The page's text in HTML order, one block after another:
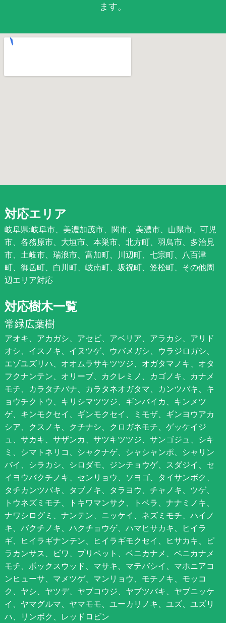
ます。
対応エリア
岐阜県:岐阜市、美濃加茂市、関市、美濃市、山県市、可児
市、各務原市、大垣市、本巣市、北方町、羽鳥市、多治見
市、土岐市、瑞浪市、富加町、川辺町、七宗町、八百津
町、御岳町、白川町、岐南町、坂祝町、笠松町、その他周
辺エリア対応
対応樹木一覧
常緑広葉樹
アオキ、アカガシ、アセビ、アベリア、アラカシ、アリド
オシ、イスノキ、イヌツゲ、ウバメガシ、ウラジロガシ、
エゾユズリハ、オオムラサキツツジ、オガタマノキ、オタ
フクナンテン、オリーブ、カクレミノ、カゴノキ、カナメ
モチ、カラタチバナ、カラタネオガタマ、カンツバキ、キ
ョウチクトウ、キリシマツツジ、ギンバイカ、キンメツ
ゲ、キンモクセイ、ギンモクセイ、ミモザ、ギンヨウアカ
シア、クスノキ、クチナシ、クロガネモチ、ゲッケイジ
ュ、サカキ、サザンカ、サツキツツジ、サンゴジュ、シキ
ミ、シマトネリコ、シャクナゲ、シャシャンポ、シャリン
バイ、シラカシ、シロダモ、ジンチョウゲ、スダジイ、セ
イヨウバクチノキ、センリョウ、ソヨゴ、タイサンボク、
タチカンツバキ、タブノキ、タラヨウ、チャノキ、ツゲ、
トウネズミモチ、トキワマンサク、トベラ、ナナミノキ、
ナワシログミ、ナンテン、ニッケイ、ネズミモチ、ハイノ
キ、バクチノキ、ハクチョウゲ、ハマヒサカキ、ヒイラ
ギ、ヒイラギナンテン、ヒイラギモクセイ、ヒサカキ、ピ
ラカンサス、ビワ、プリペット、ベニカナメ、ベニカナメ
モチ、ボックスウッド、マサキ、マテバシイ、マホニアコ
ンヒューサ、マメツゲ、マンリョウ、モチノキ、モッコ
ク、ヤシ、ヤツデ、ヤブコウジ、ヤブツバキ、ヤブニッケ
イ、ヤマグルマ、ヤマモモ、ユーカリノキ、ユズ、ユズリ
ハ、リンボク、レッドロビン